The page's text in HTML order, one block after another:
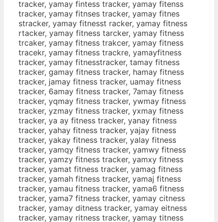
tracker, yamay fintess tracker, yamay fitenss
tracker, yamay fitnses tracker, yamay fitnes
stracker, yamay fitnesst racker, yamay fitness
rtacker, yamay fitness tarcker, yamay fitness
trcaker, yamay fitness trakcer, yamay fitness
tracekr, yamay fitness trackre, yamayfitness
tracker, yamay fitnesstracker, tamay fitness
tracker, gamay fitness tracker, hamay fitness
tracker, jamay fitness tracker, uamay fitness
tracker, 6amay fitness tracker, 7amay fitness
tracker, yqmay fitness tracker, ywmay fitness
tracker, yzmay fitness tracker, yxmay fitness
tracker, ya ay fitness tracker, yanay fitness
tracker, yahay fitness tracker, yajay fitness
tracker, yakay fitness tracker, yalay fitness
tracker, yamqy fitness tracker, yamwy fitness
tracker, yamzy fitness tracker, yamxy fitness
tracker, yamat fitness tracker, yamag fitness
tracker, yamah fitness tracker, yamaj fitness
tracker, yamau fitness tracker, yama6 fitness
tracker, yama7 fitness tracker, yamay citness
tracker, yamay ditness tracker, yamay eitness
tracker, yamay ritness tracker, yamay titness